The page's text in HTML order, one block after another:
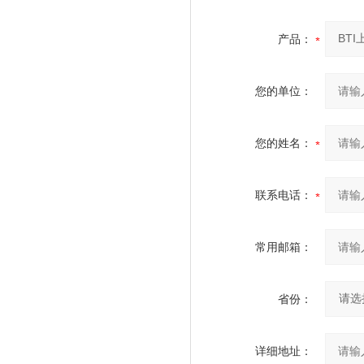
产品：
您的单位：
您的姓名：
联系电话：
常用邮箱：
省份：
详细地址：